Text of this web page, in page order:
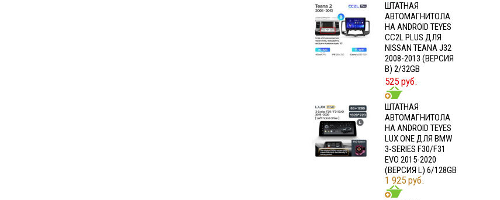
ШТАТНАЯ
АВТОМАГНИТОЛА
НА ANDROID TEYES
CC2L PLUS ДЛЯ
NISSAN TEANA J32
2008-2013 (ВЕРСИЯ
B) 2/32GB
525 руб.
ШТАТНАЯ
АВТОМАГНИТОЛА
НА ANDROID TEYES
LUX ONE ДЛЯ BMW
3-SERIES F30/F31
EVO 2015-2020
(ВЕРСИЯ L) 6/128GB
1 925 руб.